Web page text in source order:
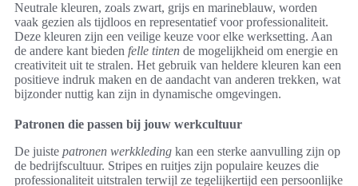
Neutrale kleuren, zoals zwart, grijs en marineblauw, worden
vaak gezien als tijdloos en representatief voor professionaliteit.
Deze kleuren zijn een veilige keuze voor elke werksetting. Aan
de andere kant bieden felle tinten de mogelijkheid om energie en
creativiteit uit te stralen. Het gebruik van heldere kleuren kan een
positieve indruk maken en de aandacht van anderen trekken, wat
bijzonder nuttig kan zijn in dynamische omgevingen.
Patronen die passen bij jouw werkcultuur
De juiste patronen werkkleding kan een sterke aanvulling zijn op
de bedrijfscultuur. Stripes en ruitjes zijn populaire keuzes die
professionaliteit uitstralen terwijl ze tegelijkertijd een persoonlijke